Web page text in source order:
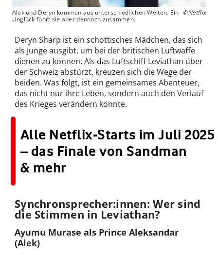
Alek und Deryn kommen aus unterschiedlichen Welten. Ein
Unglück führt sie aber dennoch zusammen.
©Netflix
Deryn Sharp ist ein schottisches Mädchen, das sich
als Junge ausgibt, um bei der britischen Luftwaffe
dienen zu können. Als das Luftschiff Leviathan über
der Schweiz abstürzt, kreuzen sich die Wege der
beiden. Was folgt, ist ein gemeinsames Abenteuer,
das nicht nur ihre Leben, sondern auch den Verlauf
des Krieges verändern könnte.
Alle Netflix-Starts im Juli 2025
– das Finale von Sandman
& mehr
Synchronsprecher:innen: Wer sind
die Stimmen in Leviathan?
Ayumu Murase als Prince Aleksandar
(Alek)